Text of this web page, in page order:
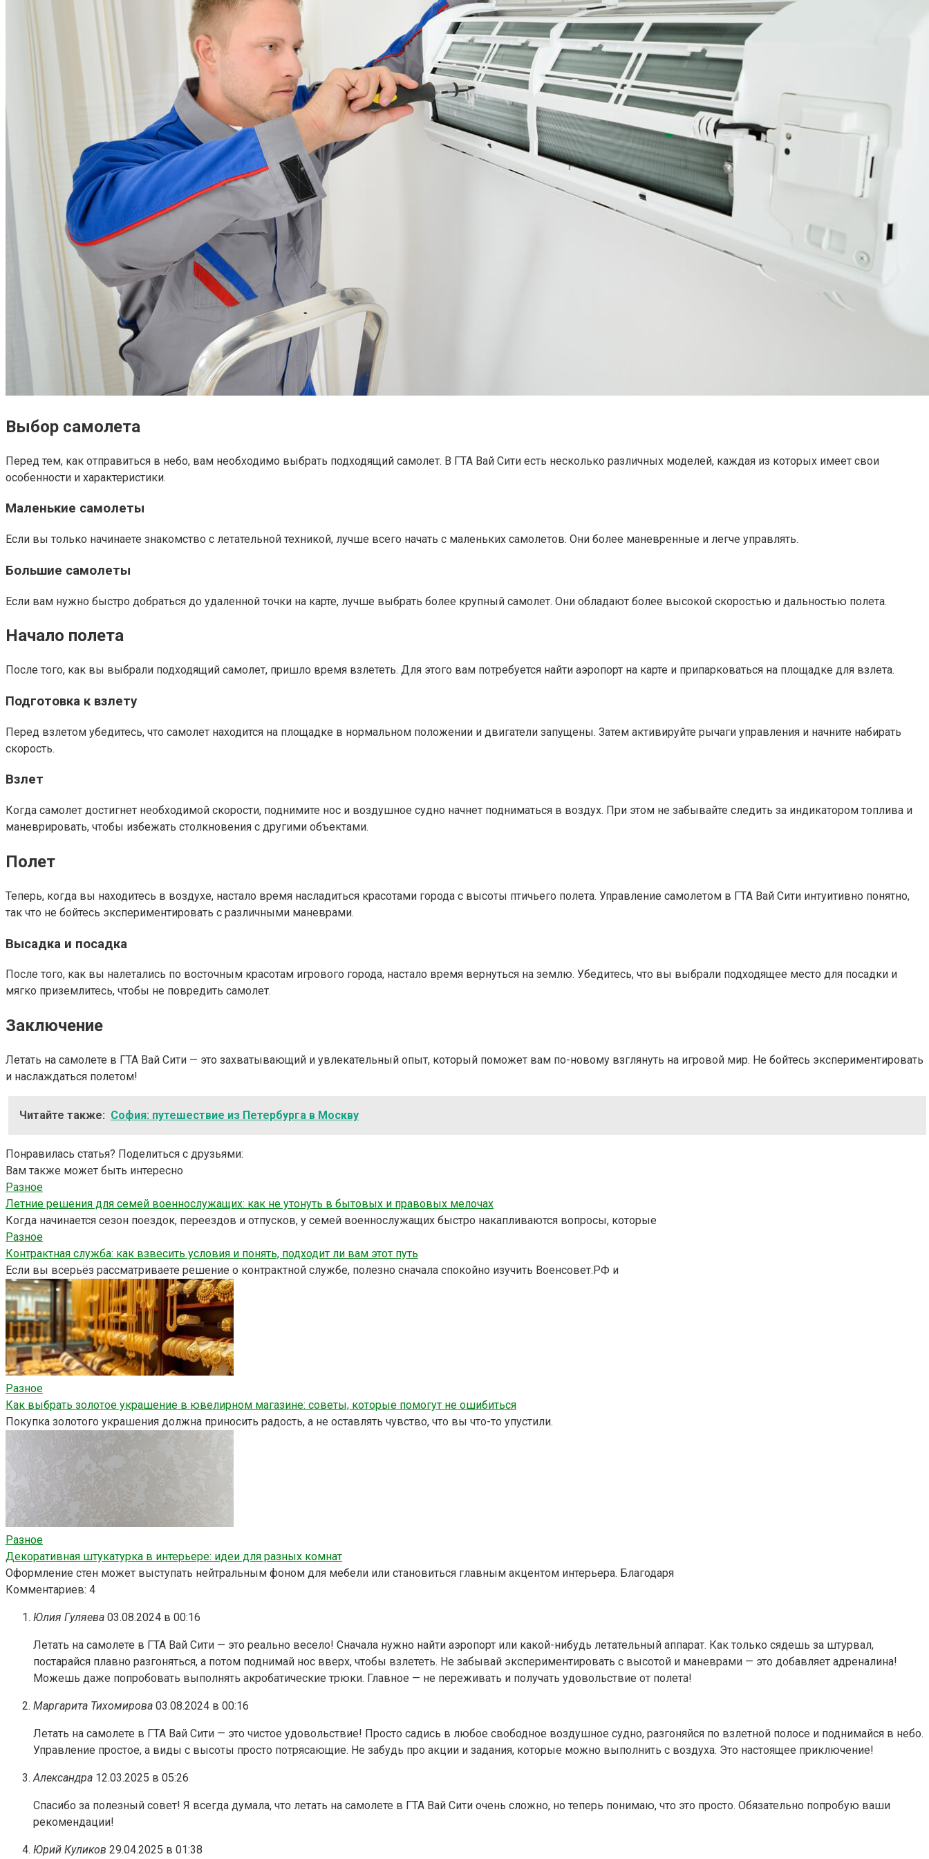
Выбор самолета
Перед тем, как отправиться в небо, вам необходимо выбрать подходящий самолет. В ГТА Вай Сити есть несколько различных моделей, каждая из которых имеет свои
особенности и характеристики.
Маленькие самолеты
Если вы только начинаете знакомство с летательной техникой, лучше всего начать с маленьких самолетов. Они более маневренные и легче управлять.
Большие самолеты
Если вам нужно быстро добраться до удаленной точки на карте, лучше выбрать более крупный самолет. Они обладают более высокой скоростью и дальностью полета.
Начало полета
После того, как вы выбрали подходящий самолет, пришло время взлететь. Для этого вам потребуется найти аэропорт на карте и припарковаться на площадке для взлета.
Подготовка к взлету
Перед взлетом убедитесь, что самолет находится на площадке в нормальном положении и двигатели запущены. Затем активируйте рычаги управления и начните набирать
скорость.
Взлет
Когда самолет достигнет необходимой скорости, поднимите нос и воздушное судно начнет подниматься в воздух. При этом не забывайте следить за индикатором топлива и
маневрировать, чтобы избежать столкновения с другими объектами.
Полет
Теперь, когда вы находитесь в воздухе, настало время насладиться красотами города с высоты птичьего полета. Управление самолетом в ГТА Вай Сити интуитивно понятно,
так что не бойтесь экспериментировать с различными маневрами.
Высадка и посадка
После того, как вы налетались по восточным красотам игрового города, настало время вернуться на землю. Убедитесь, что вы выбрали подходящее место для посадки и
мягко приземлитесь, чтобы не повредить самолет.
Заключение
Летать на самолете в ГТА Вай Сити — это захватывающий и увлекательный опыт, который поможет вам по-новому взглянуть на игровой мир. Не бойтесь экспериментировать
и наслаждаться полетом!
Читайте также: София: путешествие из Петербурга в Москву
Понравилась статья? Поделиться с друзьями:
Вам также может быть интересно
Разное
Летние решения для семей военнослужащих: как не утонуть в бытовых и правовых мелочах
Когда начинается сезон поездок, переездов и отпусков, у семей военнослужащих быстро накапливаются вопросы, которые
Разное
Контрактная служба: как взвесить условия и понять, подходит ли вам этот путь
Если вы всерьёз рассматриваете решение о контрактной службе, полезно сначала спокойно изучить Военсовет.РФ и
Разное
Как выбрать золотое украшение в ювелирном магазине: советы, которые помогут не ошибиться
Покупка золотого украшения должна приносить радость, а не оставлять чувство, что вы что-то упустили.
Разное
Декоративная штукатурка в интерьере: идеи для разных комнат
Оформление стен может выступать нейтральным фоном для мебели или становиться главным акцентом интерьера. Благодаря
Комментариев: 4
Юлия Гуляева 03.08.2024 в 00:16
Летать на самолете в ГТА Вай Сити — это реально весело! Сначала нужно найти аэропорт или какой-нибудь летательный аппарат. Как только сядешь за штурвал,
постарайся плавно разгоняться, а потом поднимай нос вверх, чтобы взлететь. Не забывай экспериментировать с высотой и маневрами — это добавляет адреналина!
Можешь даже попробовать выполнять акробатические трюки. Главное — не переживать и получать удовольствие от полета!
Маргарита Тихомирова 03.08.2024 в 00:16
Летать на самолете в ГТА Вай Сити — это чистое удовольствие! Просто садись в любое свободное воздушное судно, разгоняйся по взлетной полосе и поднимайся в небо.
Управление простое, а виды с высоты просто потрясающие. Не забудь про акции и задания, которые можно выполнить с воздуха. Это настоящее приключение!
Александра 12.03.2025 в 05:26
Спасибо за полезный совет! Я всегда думала, что летать на самолете в ГТА Вай Сити очень сложно, но теперь понимаю, что это просто. Обязательно попробую ваши
рекомендации!
Юрий Куликов 29.04.2025 в 01:38